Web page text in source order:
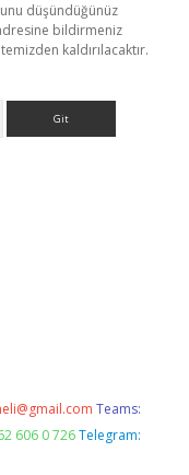
düşündüğünüz
bildirmeniz
kaldırılacaktır.
Teams:
606 0 726 Telegram: